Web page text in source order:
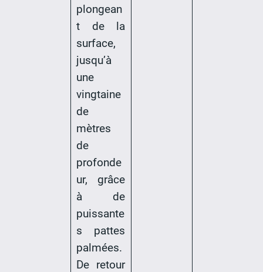
plongean
t de la
surface,
jusqu’à
une
vingtaine
de
mètres
de
profonde
ur, grâce
à de
puissante
s pattes
palmées.
De retour